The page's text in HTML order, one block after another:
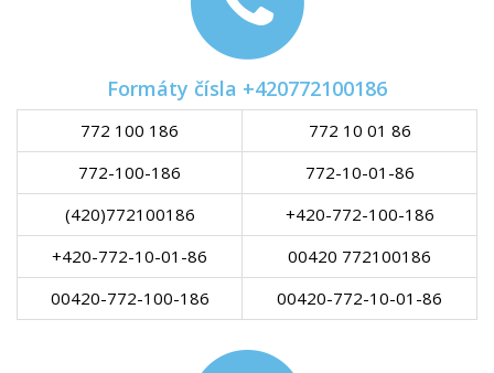
Formáty čísla +420772100186
772 100 186
772 10 01 86
772-100-186
772-10-01-86
(420)772100186
+420-772-100-186
+420-772-10-01-86
00420 772100186
00420-772-100-186
00420-772-10-01-86